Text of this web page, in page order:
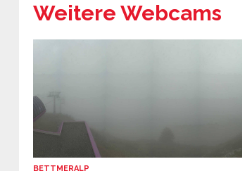
Weitere Webcams
BETTMERALP